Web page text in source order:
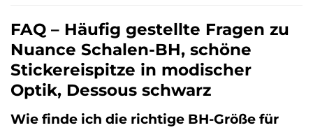
FAQ – Häufig gestellte Fragen zu
Nuance Schalen-BH, schöne
Stickereispitze in modischer
Optik, Dessous schwarz
Wie finde ich die richtige BH-Größe für